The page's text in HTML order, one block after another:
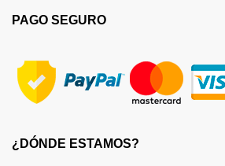
PAGO SEGURO
¿DÓNDE ESTAMOS?